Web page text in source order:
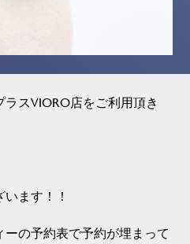
スVIORO店をご利用頂き
ます！！
の予約表で予約が埋まって